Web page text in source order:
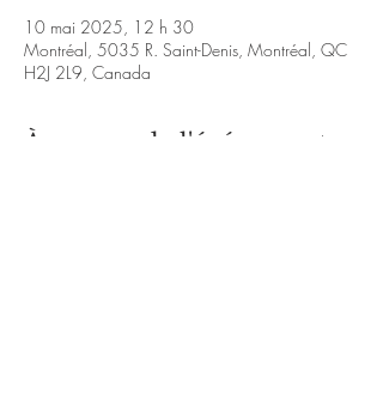
10 mai 2025, 12 h 30
Montréal, 5035 R. Saint-Denis, Montréal, QC
H2J 2L9, Canada
À propos de l'événement